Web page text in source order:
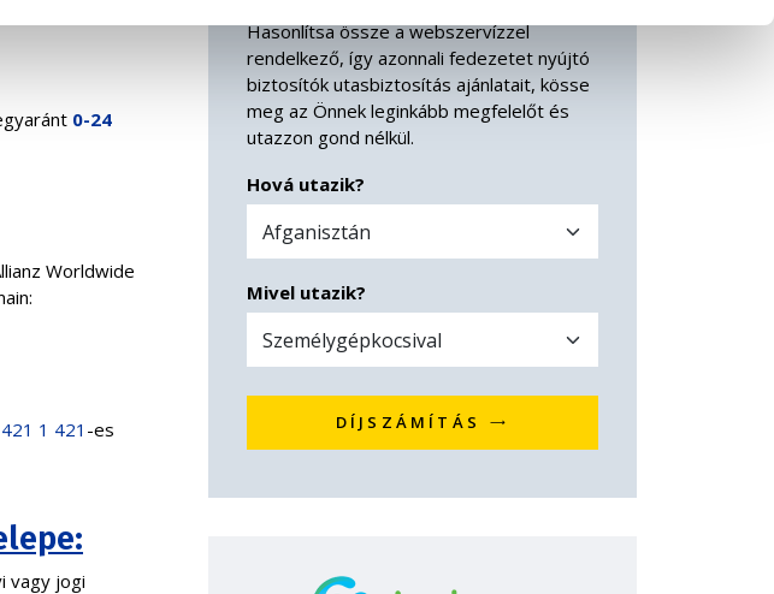
0-24
Worldwide
1 421 -es
vagy jogi
Hasonlítsa össze a webszervízzel
rendelkező, így azonnali fedezetet nyújtó
biztosítók utasbiztosítás ajánlatait, kösse
meg az Önnek leginkább megfelelőt és
utazzon gond nélkül.
Hová utazik?
Mivel utazik?
DÍJSZÁMÍTÁS